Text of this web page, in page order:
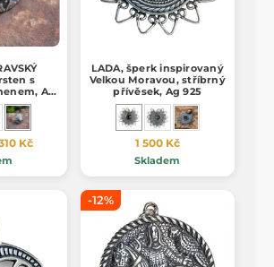
s
Ag
Kč
LADA, šperk inspirovaný
Velkou Moravou, stříbrný
přívěsek, Ag 925
1 500 Kč
Skladem
-12%